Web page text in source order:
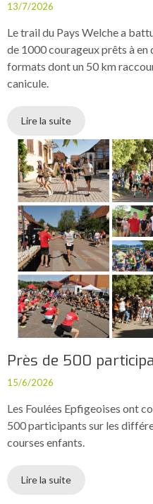
13/7/2026
Le trail du Pays Welche a
de 1000 courageux prêts à
formats dont un 50 km
canicule.
Lire la suite
Près de 500
15/6/2026
Les Foulées Epfigeoises ont
500 participants sur les
courses enfants.
Lire la suite